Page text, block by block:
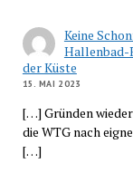
Keine
Hallenbad-
der Küste
15. MAI 2023
[…] Gründen
die WTG nach
[…]